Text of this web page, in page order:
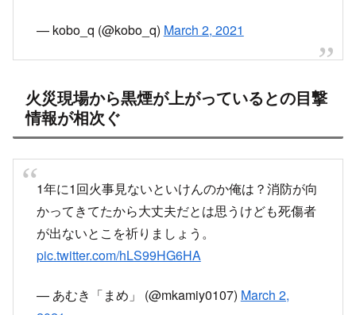
— kobo_q (@kobo_q) March 2, 2021
火災現場から黒煙が上がっているとの目撃
情報が相次ぐ
1年に1回火事見ないといけんのか俺は？消防が向
かってきてたから大丈夫だとは思うけども死傷者
が出ないとこを祈りましょう。
pic.twitter.com/hLS99HG6HA
— あむき「まめ」 (@mkamiy0107) March 2,